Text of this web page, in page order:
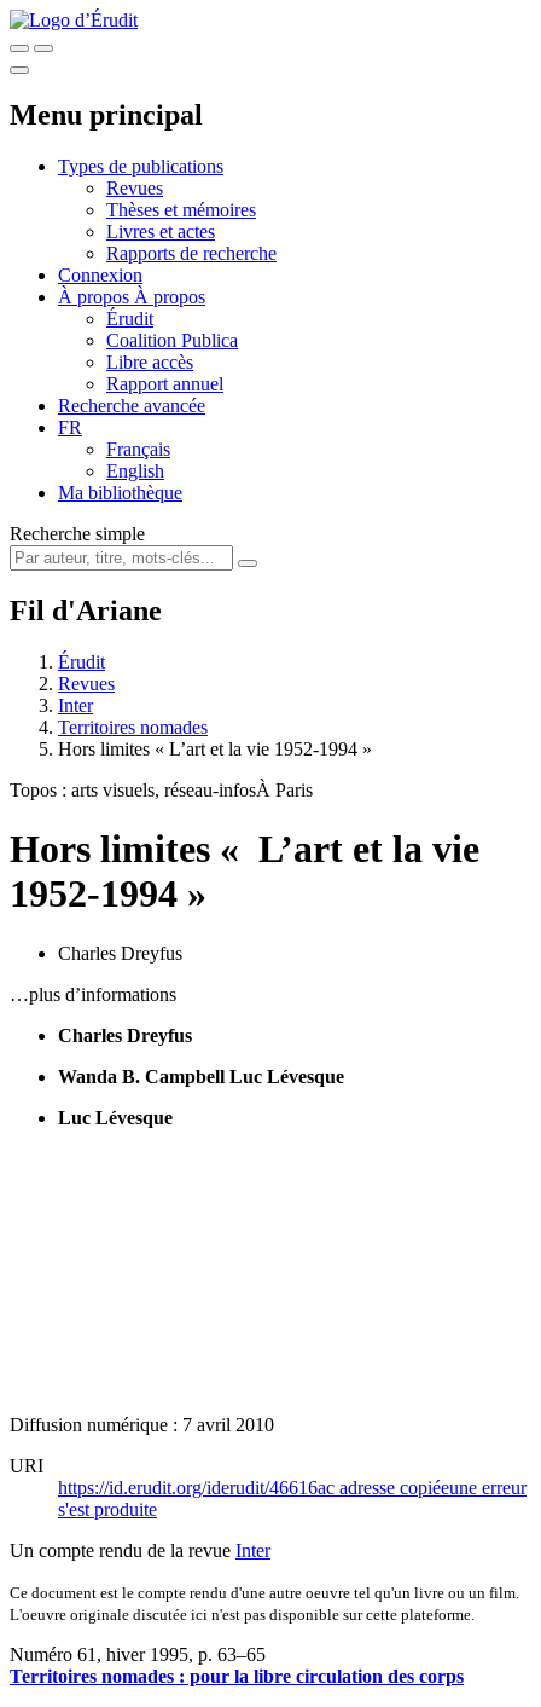
Menu principal
Types de publications
Revues
Thèses et mémoires
Livres et actes
Rapports de recherche
Connexion
À propos À propos
Érudit
Coalition Publica
Libre accès
Rapport annuel
Recherche avancée
FR
Français
English
Ma bibliothèque
Recherche simple
Fil d'Ariane
Érudit
Revues
Inter
Territoires nomades
Hors limites « L’art et la vie 1952-1994 »
Topos : arts visuels, réseau-infosÀ Paris
Hors limites « L’art et la vie
1952-1994 »
Charles Dreyfus
…plus d’informations
Charles Dreyfus
Wanda B. Campbell Luc Lévesque
Luc Lévesque
Diffusion numérique : 7 avril 2010
URI
https://id.erudit.org/iderudit/46616ac adresse copiéeune erreur
s'est produite
Un compte rendu de la revue Inter
Ce document est le compte rendu d'une autre oeuvre tel qu'un livre ou un film.
L'oeuvre originale discutée ici n'est pas disponible sur cette plateforme.
Numéro 61, hiver 1995, p. 63–65
Territoires nomades : pour la libre circulation des corps